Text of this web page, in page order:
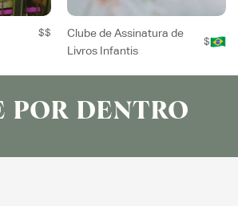
$$
Clube de Assinatura de
Livros Infantis
$
POR DENTRO